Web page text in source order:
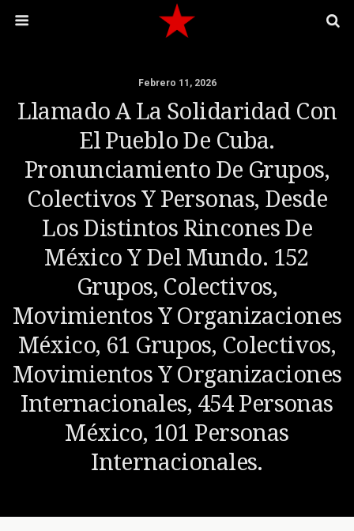
Febrero 11, 2026
Llamado A La Solidaridad Con
El Pueblo De Cuba.
Pronunciamiento De Grupos,
Colectivos Y Personas, Desde
Los Distintos Rincones De
México Y Del Mundo. 152
Grupos, Colectivos,
Movimientos Y Organizaciones
México, 61 Grupos, Colectivos,
Movimientos Y Organizaciones
Internacionales, 454 Personas
México, 101 Personas
Internacionales.